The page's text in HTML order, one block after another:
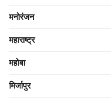
मनोरंजन
महाराष्ट्र
महोबा
मिर्जापुर